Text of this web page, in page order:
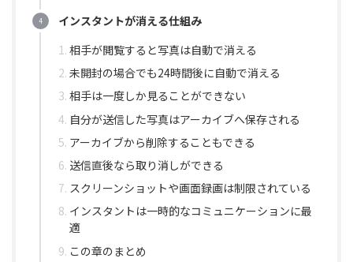
インスタントが消える仕組み
相手が閲覧すると写真は自動で消える
未開封の場合でも24時間後に自動で消える
相手は一度しか見ることができない
自分が送信した写真はアーカイブへ保存される
アーカイブから削除することもできる
送信直後なら取り消しができる
スクリーンショットや画面録画は制限されている
インスタントは一時的なコミュニケーションに最
適
この章のまとめ